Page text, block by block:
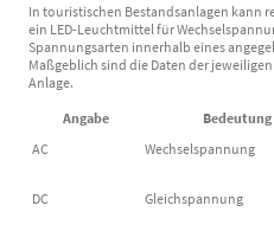
In touristischen Bestandsanlagen kann
ein LED-Leuchtmittel für
Spannungsarten innerhalb eines
Maßgeblich sind die Daten der
Anlage.
Angabe Bedeutung
AC
Wechselspannung
DC Gleichspannung